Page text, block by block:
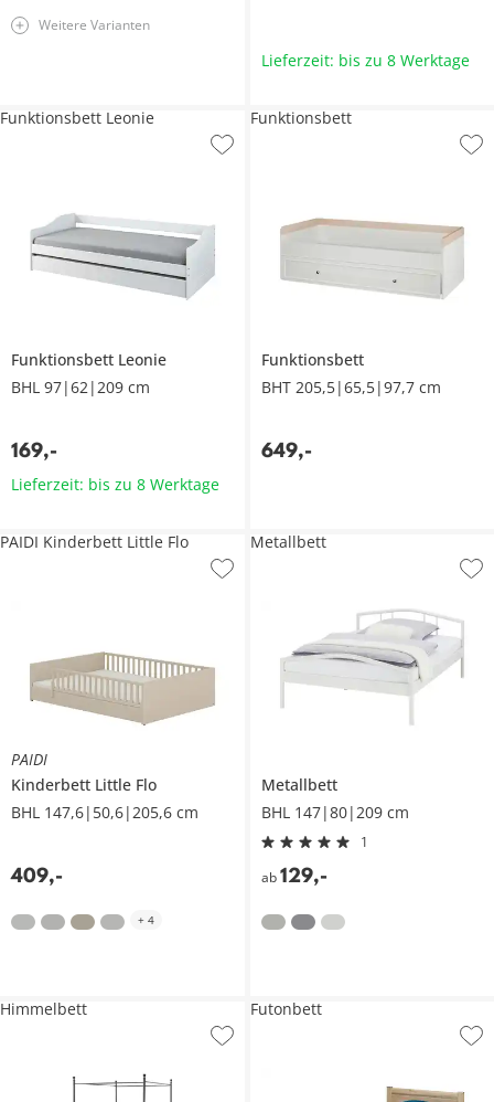
Weitere Varianten
Lieferzeit: bis zu 8 Werktage
Funktionsbett Leonie
BHL 97|62|209 cm
169,-
Funktionsbett Leonie
Lieferzeit: bis zu 8 Werktage
Funktionsbett
BHT 205,5|65,5|97,7 cm
649,-
Funktionsbett
PAIDI
Kinderbett Little Flo
BHL 147,6|50,6|205,6 cm
409,-
PAIDI Kinderbett Little Flo
+ 4
Metallbett
BHL 147|80|209 cm
1
ab 129,-
Metallbett
Himmelbett Futonbett